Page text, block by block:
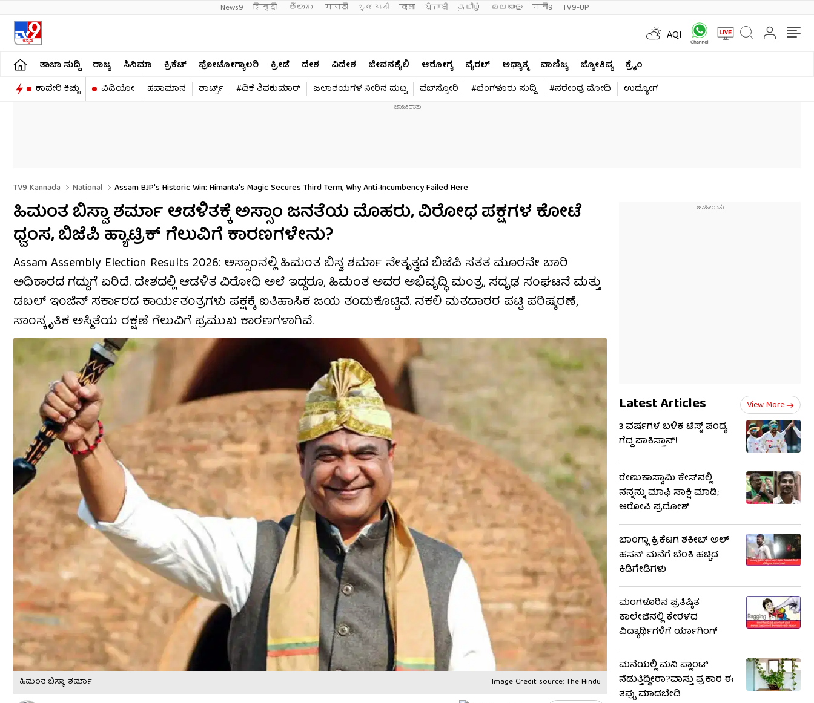
News9 हिन्दी తెలుగు मराठी ગુજરાતી বাংলা ਪੰਜਾਬੀ தமிழ் മലയാളം मनी9 TV9-UP
AQI
ತಾಜಾ ಸುದ್ದಿ ರಾಜ್ಯ ಸಿನಿಮಾ ಕ್ರಿಕೆಟ್​ ಫೋಟೋಗ್ಯಾಲರಿ ಕ್ರೀಡೆ ದೇಶ ವಿದೇಶ ಜೀವನಶೈಲಿ ಆರೋಗ್ಯ ವೈರಲ್​ ಅಧ್ಯಾತ್ಮ ವಾಣಿಜ್ಯ ಜ್ಯೋತಿಷ್ಯ
ಕ್ರೈಂ
ಕಾವೇರಿ ಕಿಚ್ಚು
ವಿಡಿಯೋ ಹವಾಮಾನ ಶಾರ್ಟ್ಸ್​ #ಡಿಕೆ ಶಿವಕುಮಾರ್​ ಜಲಾಶಯಗಳ ನೀರಿನ ಮಟ್ಟ ವೆಬ್​ಸ್ಟೋರಿ #ಬೆಂಗಳೂರು ಸುದ್ದಿ #ನರೇಂದ್ರ ಮೋದಿ ಉದ್ಯೋಗ
TV9 Kannada National Assam BJP's Historic Win: Himanta's Magic Secures Third Term, Why Anti-Incumbency Failed Here
ಹಿಮಂತ ಬಿಸ್ವಾ ಶರ್ಮಾ ಆಡಳಿತಕ್ಕೆ ಅಸ್ಸಾಂ ಜನತೆಯ ಮೊಹರು, ವಿರೋಧ ಪಕ್ಷಗಳ ಕೋಟೆ
ಧ್ವಂಸ, ಬಿಜೆಪಿ ಹ್ಯಾಟ್ರಿಕ್ ಗೆಲುವಿಗೆ ಕಾರಣಗಳೇನು?
Assam Assembly Election Results 2026: ಅಸ್ಸಾಂನಲ್ಲಿ ಹಿಮಂತ ಬಿಸ್ವ ಶರ್ಮಾ ನೇತೃತ್ವದ ಬಿಜೆಪಿ ಸತತ ಮೂರನೇ ಬಾರಿ
ಅಧಿಕಾರದ ಗದ್ದುಗೆ ಏರಿದೆ. ದೇಶದಲ್ಲಿ ಆಡಳಿತ ವಿರೋಧಿ ಅಲೆ ಇದ್ದರೂ, ಹಿಮಂತ ಅವರ ಅಭಿವೃದ್ಧಿ ಮಂತ್ರ, ಸದೃಢ ಸಂಘಟನೆ ಮತ್ತು
ಡಬಲ್ ಇಂಜಿನ್ ಸರ್ಕಾರದ ಕಾರ್ಯತಂತ್ರಗಳು ಪಕ್ಷಕ್ಕೆ ಐತಿಹಾಸಿಕ ಜಯ ತಂದುಕೊಟ್ಟಿವೆ. ನಕಲಿ ಮತದಾರರ ಪಟ್ಟಿ ಪರಿಷ್ಕರಣೆ,
ಸಾಂಸ್ಕೃತಿಕ ಅಸ್ಮಿತೆಯ ರಕ್ಷಣೆ ಗೆಲುವಿಗೆ ಪ್ರಮುಖ ಕಾರಣಗಳಾಗಿವೆ.
ಹಿಮಂತ ಬಿಸ್ವಾ ಶರ್ಮಾ Image Credit source: The Hindu
Latest Articles View More
3 ವರ್ಷಗಳ ಬಳಿಕ ಟೆಸ್ಟ್ ಪಂದ್ಯ
ಗೆದ್ದ ಪಾಕಿಸ್ತಾನ್!
ರೇಣುಕಾಸ್ವಾಮಿ ಕೇಸ್​​ನಲ್ಲಿ
ನನ್ನನ್ನು ಮಾಫಿ ಸಾಕ್ಷಿ ಮಾಡಿ;
ಆರೋಪಿ ಪ್ರದೋಶ್
ಬಾಂಗ್ಲಾ ಕ್ರಿಕೆಟಿಗ ಶಕೀಬ್ ಅಲ್
ಹಸನ್ ಮನೆಗೆ ಬೆಂಕಿ ಹಚ್ಚಿದ
ಕಿಡಿಗೇಡಿಗಳು
ಮಂಗಳೂರಿನ ಪ್ರತಿಷ್ಠಿತ
ಕಾಲೇಜಿನಲ್ಲಿ ಕೇರಳದ
ವಿದ್ಯಾರ್ಥಿಗಳಿಗೆ ರ್ಯಾಗಿಂಗ್
ಮನೆಯಲ್ಲಿ ಮನಿ ಪ್ಲಾಂಟ್
ನೆಡುತ್ತಿದ್ದೀರಾ?ವಾಸ್ತು ಪ್ರಕಾರ ಈ
ತಪ್ಪು ಮಾಡಬೇಡಿ